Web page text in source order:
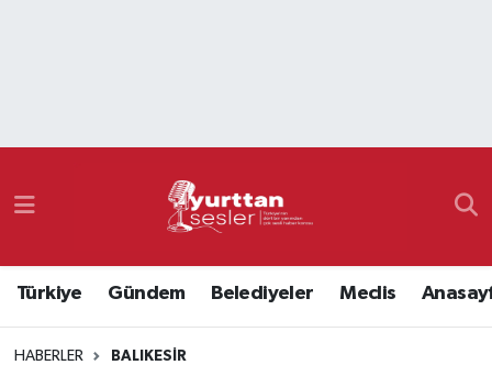
Türkiye Gündem Belediyeler Meclis
HABERLER BALIKESIR
Namaz Vakitleri
Süper Lig Puan Durumu ve Fikstür
Tüm Manşetler